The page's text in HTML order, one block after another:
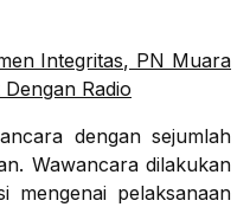
Integritas, PN Muara
Radio
dengan sejumlah
Wawancara dilakukan
mengenai pelaksanaan